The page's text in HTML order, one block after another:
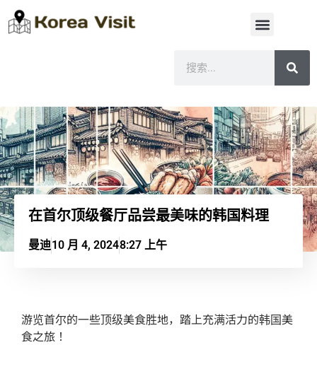
在首尔顶级餐厅品尝最美味的韩国料理
曼迪10 月 4, 20248:27 上午
游览首尔的一些顶级美食胜地，踏上充满活力的韩国美
食之旅！